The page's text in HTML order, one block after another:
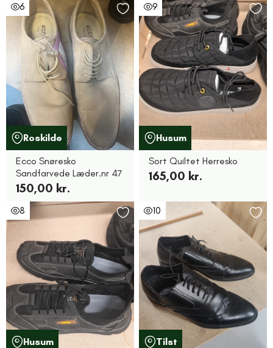
6
Roskilde
Ecco Snøresko
Sandfarvede Læder.nr 47
150,00 kr.
9
Husum
Sort Quiltet Herresko
165,00 kr.
8
Husum
10
Tilst